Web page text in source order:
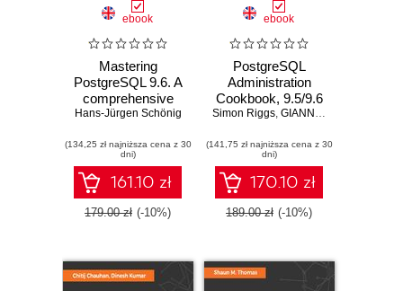
ebook
Mastering
PostgreSQL 9.6. A
comprehensive
guide for
developers and
administrators
Hans-Jürgen Schönig
(134,25 zł najniższa cena z 30
dni)
161.10 zł
179.00 zł (-10%)
ebook
PostgreSQL
Administration
Cookbook, 9.5/9.6
Edition. Effective
management for
administrators -
Third Edition
Simon Riggs, GIANNI CIOLLI
(141,75 zł najniższa cena z 30
dni)
170.10 zł
189.00 zł (-10%)